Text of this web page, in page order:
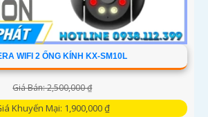
WIFI 2 ỐNG KÍNH KX-SM10L
Giá Bán: 2,500,000 ₫
Khuyến Mại: 1,900,000 ₫